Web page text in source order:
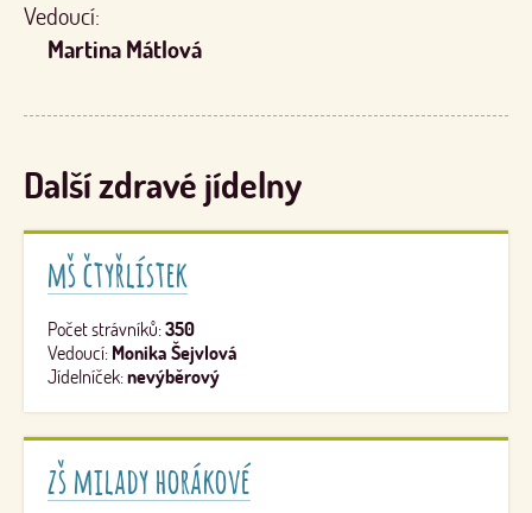
Vedoucí:
Martina Mátlová
Další zdravé jídelny
mš čtyřlístek
Počet strávníků:350
Vedoucí: Monika Šejvlová
Jídelníček:nevýběrový
zš milady horákové